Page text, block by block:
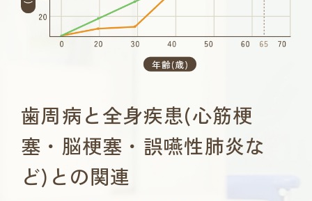
歯周病と全身疾患(心筋梗
塞・脳梗塞・誤嚥性肺炎な
ど)との関連